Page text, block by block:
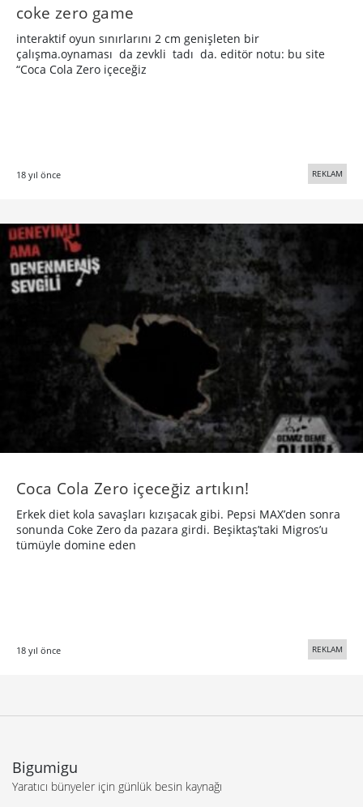
coke zero game
interaktif oyun sınırlarını 2 cm genişleten bir
çalışma.oynaması da zevkli tadı da. editör notu: bu site
“Coca Cola Zero içeceğiz
18 yıl önce REKLAM
Coca Cola Zero içeceğiz artıkın!
Erkek diet kola savaşları kızışacak gibi. Pepsi MAX’den sonra
sonunda Coke Zero da pazara girdi. Beşiktaş’taki Migros’u
tümüyle domine eden
18 yıl önce REKLAM
Bigumigu
Yaratıcı bünyeler için günlük besin kaynağı